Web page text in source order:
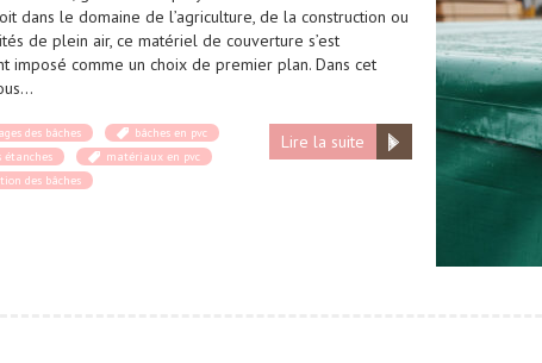
dans le domaine de l’agriculture, de la construction ou
de plein air, ce matériel de couverture s’est
imposé comme un choix de premier plan. Dans cet
Lire la suite
des bâches
bâches en pvc
étanches
matériaux en pvc
des bâches